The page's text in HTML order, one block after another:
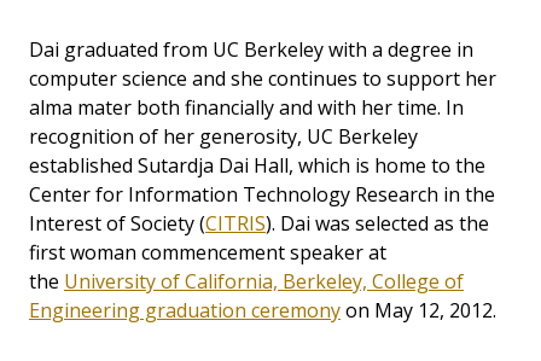
Dai graduated from UC Berkeley with a degree in
computer science and she continues to support her
alma mater both financially and with her time. In
recognition of her generosity, UC Berkeley
established Sutardja Dai Hall, which is home to the
Center for Information Technology Research in the
Interest of Society (CITRIS). Dai was selected as the
first woman commencement speaker at
the University of California, Berkeley, College of
Engineering graduation ceremonyon May 12, 2012.